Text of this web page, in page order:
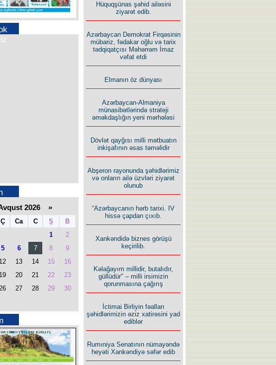
2026 »
Ç Ca C Ş
B
1
2
5 6 7 8
9
12 13 14 15
16
19 20 21 22
23
26 27 28 29
30
Hüquqşünas şəhid ailəsini
ziyarət edib.
Azərbaycan Demokrat Firqəsinin
mübariz, fədakar oğlu və tarix
tədqiqatçısı Məhərrəm İmaz
vəfat etdi
Elmanın öz dünyası
Azərbaycan-Almaniya
münasibətlərində strateji
əməkdaşlığın yeni mərhələsi
Dövlət qayğısı milli mətbuatın
inkişafının əsas təməlidir
Abşeron rayonunda şəhidlərimiz
və onların ailə üzvləri ziyarət
olunub
“Azərbaycanın hərb tarixi. IV
hissə çapdan çıxıb.
Xankəndidə biznes görüşü
keçirilib.
Kəlağayım millidir, butalıdır,
güllüdür" – milli irsimizin
qorunmasına çağırış
İctimai Birliyin fəalları
şəhidlərimizin əziz xatirəsini yad
ediblər
Rumıniya Senatının nümayəndə
heyəti Xankəndiyə səfər edib